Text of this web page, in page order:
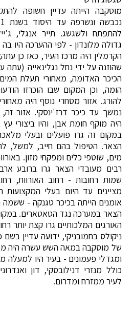
מוסקבה הייתה עדיין חשופה
להתפתח ולשגשג. תייר אנגלי,
הקרמלין היה מרכז העיר, כאז כן
שהוזנה על ידי נחל נגלינאייה
הכיכר האדומה, מאחורי תעלת
הומה, וכן המקום שבו הוכרזו
נמשך עד כיכר דרז'ינסקי. אזור
היה מוקף חומת אבן, והיו ביצורי
במקום זה גרו פועלים ובעלי
רבים מעובדי הצאר גרו ברובע
שמות רחובות - רחוב האורוות,
מציינים עד היום בעלי המקצועות
אומנים הייתה בכיכר טגנקה - ששמה
הצאר במערכה נגד הטאטארים.
האורגים המלכותיים גרו קצת יותר
ניקולס בחמובניקי, ידועה עדיין בשם
של מוסקבה במאה השש עשרה היה
כולל מנזרי דנילובסקי, דון
לעיר ממזרח ומדרום.